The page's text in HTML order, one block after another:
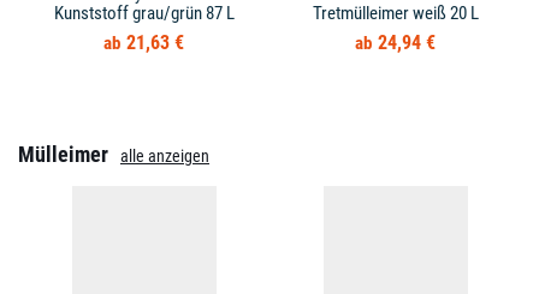
Kunststoff grau/grün 87 L
21,63 €
Tretmülleimer weiß 20 L
24,94 €
Mülleimer alle anzeigen